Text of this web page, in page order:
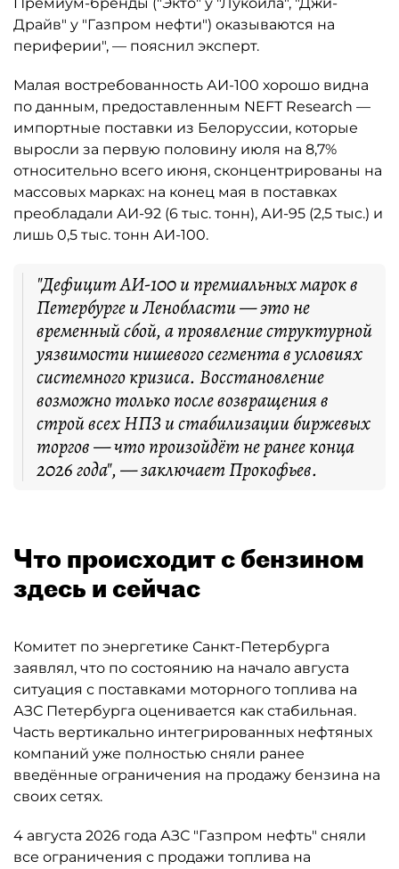
Драйв" у "Газпром нефти") оказываются на
периферии", — пояснил эксперт.
Малая востребованность АИ-100 хорошо видна
по данным, предоставленным NEFT Research —
импортные поставки из Белоруссии, которые
выросли за первую половину июля на 8,7%
относительно всего июня, сконцентрированы на
массовых марках: на конец мая в поставках
преобладали АИ-92 (6 тыс. тонн), АИ-95 (2,5 тыс.) и
лишь 0,5 тыс. тонн АИ-100.
"Дефицит АИ-100 и премиальных марок в
Петербурге и Ленобласти — это не
временный сбой, а проявление структурной
уязвимости нишевого сегмента в условиях
системного кризиса. Восстановление
возможно только после возвращения в
строй всех НПЗ и стабилизации биржевых
торгов — что произойдёт не ранее конца
2026 года", — заключает Прокофьев.
Что происходит с бензином
здесь и сейчас
Комитет по энергетике Санкт-Петербурга
заявлял, что по состоянию на начало августа
ситуация с поставками моторного топлива на
АЗС Петербурга оценивается как стабильная.
Часть вертикально интегрированных нефтяных
компаний уже полностью сняли ранее
введённые ограничения на продажу бензина на
своих сетях.
4 августа 2026 года АЗС "Газпром нефть" сняли
все ограничения с продажи топлива на